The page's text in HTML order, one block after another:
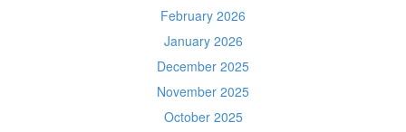
February 2026
January 2026
December 2025
November 2025
October 2025